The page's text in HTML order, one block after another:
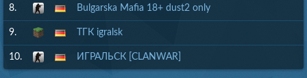
8. Bulgarska Mafia 18+ dust2 only
9. ТГК igralsk
10. ИГРАЛЬСК [CLANWAR]